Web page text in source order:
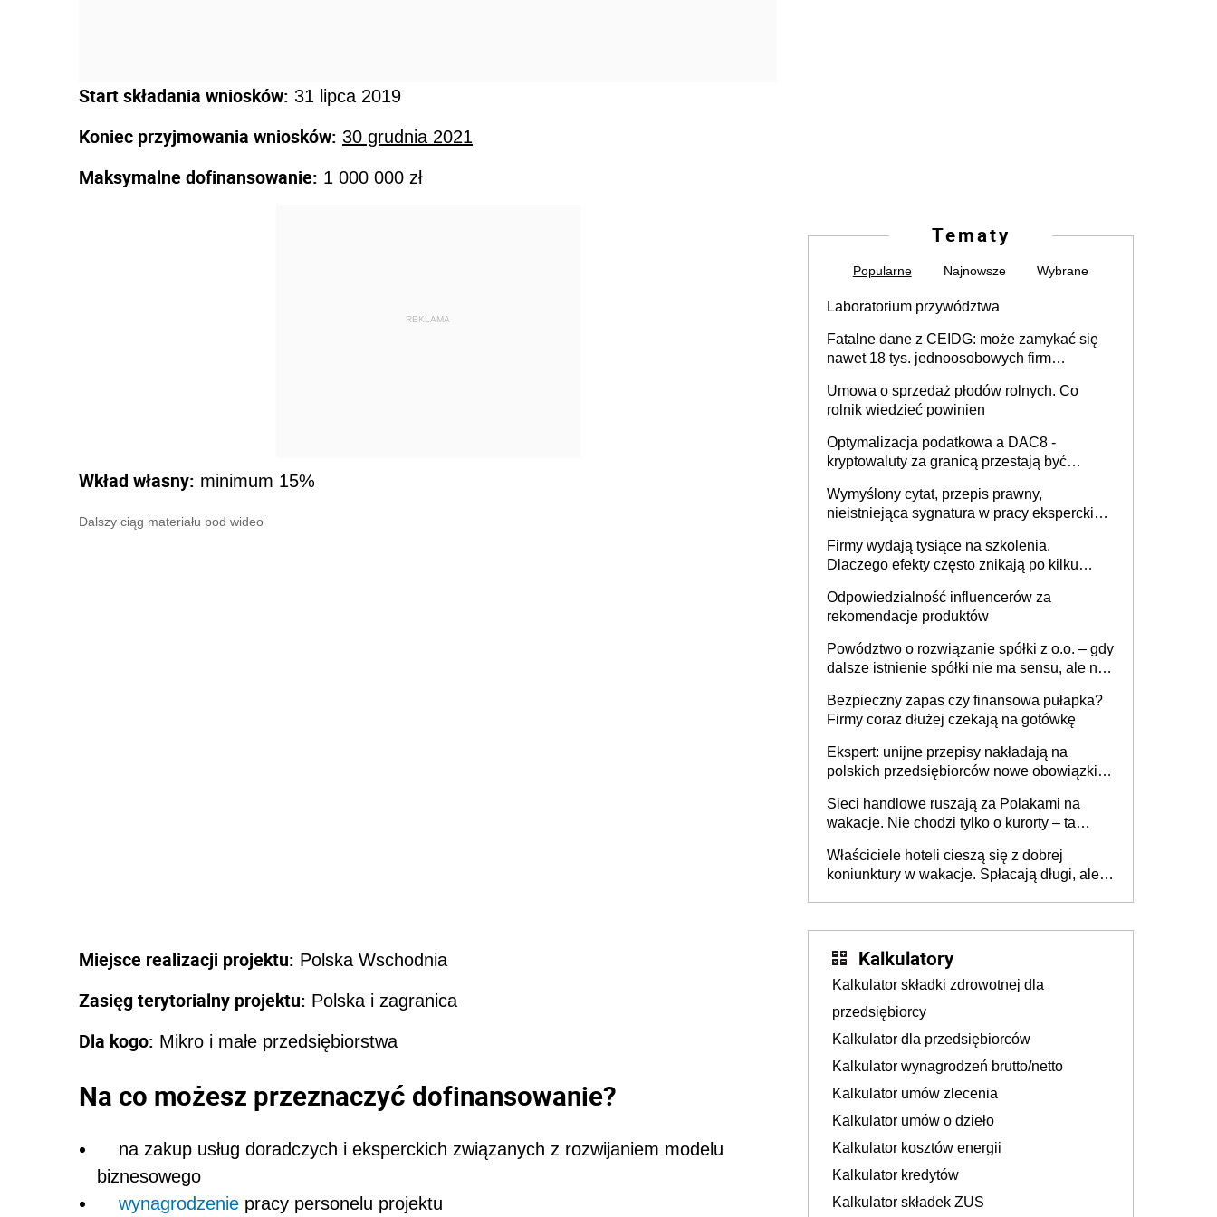
Start składania wniosków: 31 lipca 2019
Koniec przyjmowania wniosków: 30 grudnia 2021
Maksymalne dofinansowanie: 1 000 000 zł
REKLAMA
Wkład własny: minimum 15%
Dalszy ciąg materiału pod wideo
Miejsce realizacji projektu: Polska Wschodnia
Zasięg terytorialny projektu: Polska i zagranica
Dla kogo: Mikro i małe przedsiębiorstwa
Na co możesz przeznaczyć dofinansowanie?
na zakup usług doradczych i eksperckich związanych z rozwijaniem modelu
biznesowego
wynagrodzenie pracy personelu projektu
Tematy
Popularne Najnowsze Wybrane
Laboratorium przywództwa
Fatalne dane z CEIDG: może zamykać się
nawet 18 tys. jednoosobowych firm
Umowa o sprzedaż płodów rolnych. Co
rolnik wiedzieć powinien
Optymalizacja podatkowa a DAC8 -
kryptowaluty za granicą przestają być
Wymyślony cytat, przepis prawny,
nieistniejąca sygnatura w pracy eksperckiej -
firmie
Firmy wydają tysiące na szkolenia.
Dlaczego efekty często znikają po kilku
Odpowiedzialność influencerów za
rekomendacje produktów
Powództwo o rozwiązanie spółki z o.o. – gdy
dalsze istnienie spółki nie ma sensu, ale nie
Bezpieczny zapas czy finansowa pułapka?
Firmy coraz dłużej czekają na gotówkę
Ekspert: unijne przepisy nakładają na
polskich przedsiębiorców nowe obowiązki w
Sieci handlowe ruszają za Polakami na
wakacje. Nie chodzi tylko o kurorty – ta
tam, gdzie wielu spędzi urlop po cichu
Właściciele hoteli cieszą się z dobrej
koniunktury w wakacje. Spłacają długi, ale
Kalkulatory
Kalkulator składki zdrowotnej dla
przedsiębiorcy
Kalkulator dla przedsiębiorców
Kalkulator wynagrodzeń brutto/netto
Kalkulator umów zlecenia
Kalkulator umów o dzieło
Kalkulator kosztów energii
Kalkulator kredytów
Kalkulator składek ZUS